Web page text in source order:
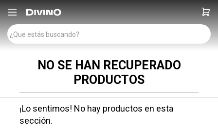

NO SE HAN RECUPERADO
PRODUCTOS
¡Lo sentimos! No hay productos en esta
sección.